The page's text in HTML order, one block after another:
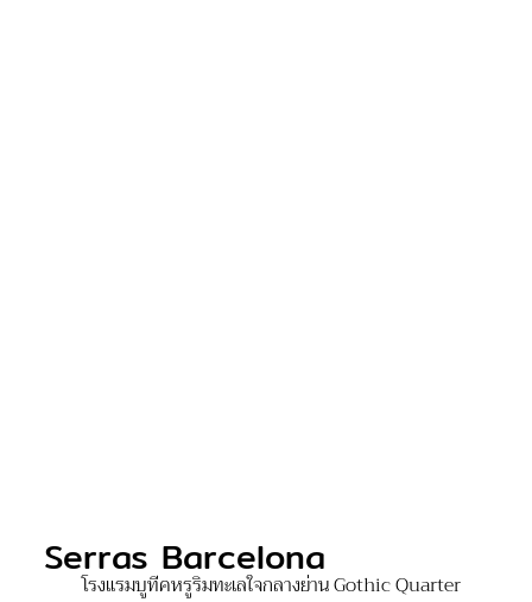
Serras Barcelona
โรงแรมบูทีคหรูริมทะเลใจกลางย่าน Gothic Quarter